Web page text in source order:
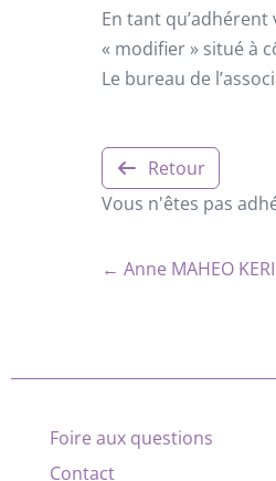
En tant
« modifier » situé à
Le bureau de
Retour
Vous n'êtes pas
← Anne MAHEO
Foire aux questions
Contact